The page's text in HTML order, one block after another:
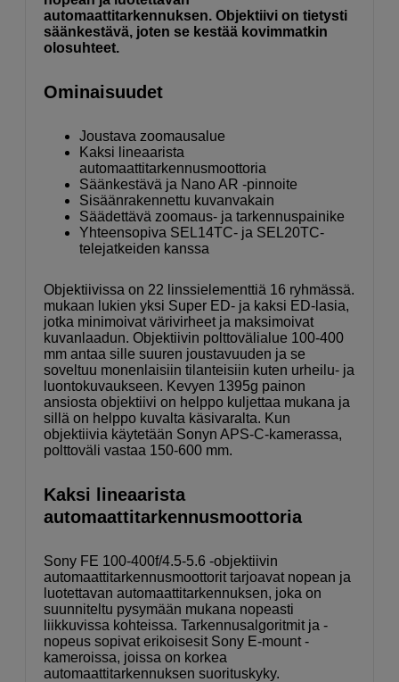
automaattitarkennuksen. Objektiivi on tietysti
säänkestävä, joten se kestää kovimmatkin
olosuhteet.
Ominaisuudet
Joustava zoomausalue
Kaksi lineaarista
automaattitarkennusmoottoria
Säänkestävä ja Nano AR -pinnoite
Sisäänrakennettu kuvanvakain
Säädettävä zoomaus- ja tarkennuspainike
Yhteensopiva SEL14TC- ja SEL20TC-
telejatkeiden kanssa
Objektiivissa on 22 linssielementtiä 16 ryhmässä.
mukaan lukien yksi Super ED- ja kaksi ED-lasia,
jotka minimoivat värivirheet ja maksimoivat
kuvanlaadun. Objektiivin polttovälialue 100-400
mm antaa sille suuren joustavuuden ja se
soveltuu monenlaisiin tilanteisiin kuten urheilu- ja
luontokuvaukseen. Kevyen 1395g painon
ansiosta objektiivi on helppo kuljettaa mukana ja
sillä on helppo kuvalta käsivaralta. Kun
objektiivia käytetään Sonyn APS-C-kamerassa,
polttoväli vastaa 150-600 mm.
Kaksi lineaarista
automaattitarkennusmoottoria
Sony FE 100-400f/4.5-5.6 -objektiivin
automaattitarkennusmoottorit tarjoavat nopean ja
luotettavan automaattitarkennuksen, joka on
suunniteltu pysymään mukana nopeasti
liikkuvissa kohteissa. Tarkennusalgoritmit ja -
nopeus sopivat erikoisesit Sony E-mount -
kameroissa, joissa on korkea
automaattitarkennuksen suorituskyky.